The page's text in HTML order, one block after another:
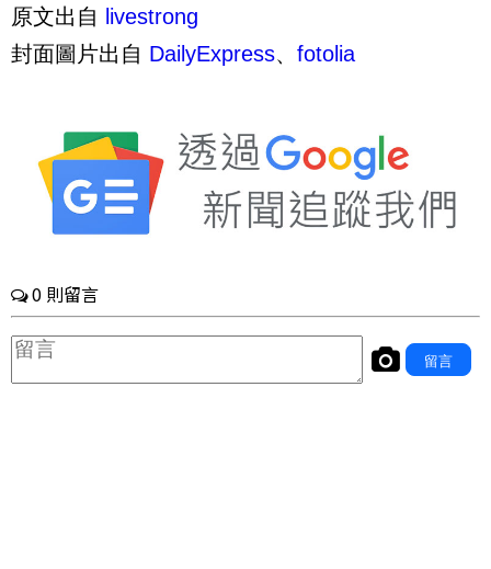
原文出自
livestrong
封面圖片出自 DailyExpress、 fotolia